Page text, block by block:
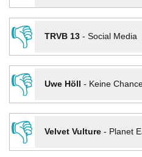
👎
TRVB 13- Social Media
👎
Uwe Höll - Keine
👎
Velvet Vulture- Planet